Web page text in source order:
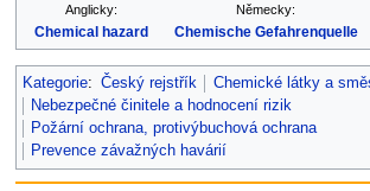
Anglicky: Německy:
Chemical hazard Chemische Gefahrenquelle
Kategorie: Český rejstřík
Chemické látky a
Nebezpečné činitele a hodnocení rizik
Požární ochrana, protivýbuchová ochrana
Prevence závažných havárií